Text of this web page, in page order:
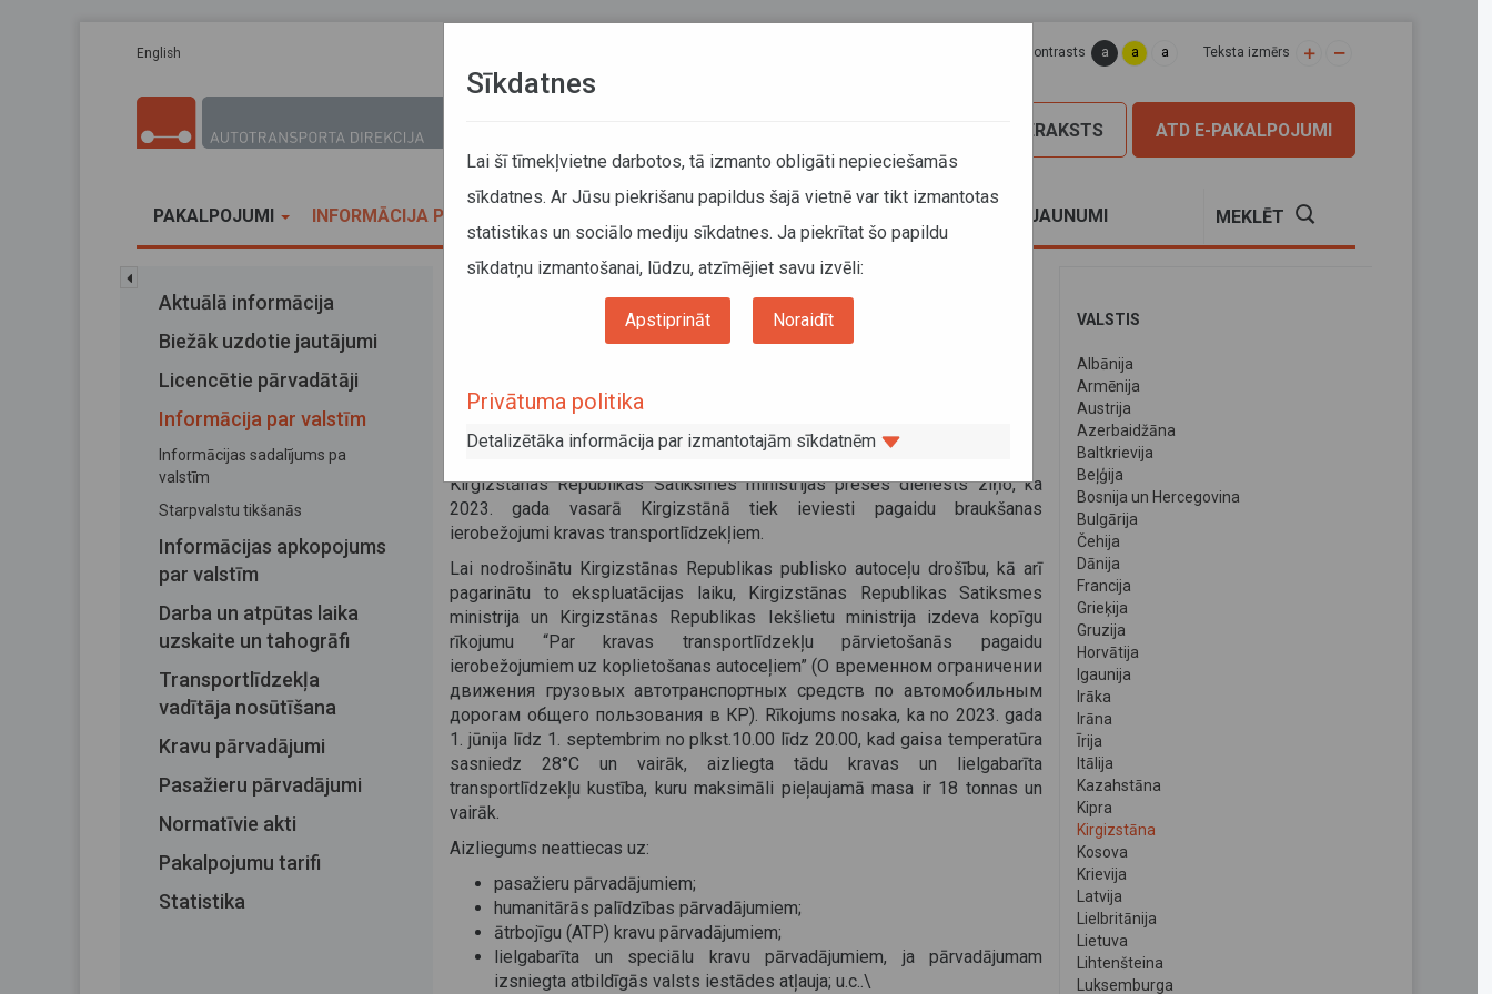
English Lapas kontrasts a a a Teksta izmērs
ATD E-PAKALPOJUMI
PIERAKSTS
PAKALPOJUMI INFORMĀCIJA PĀRVADĀTĀJIEM JAUNUMI MEKLĒT
Aktuālā informācija
Biežāk uzdotie jautājumi
Licencētie pārvadātāji
Informācija par valstīm
Informācijas sadalījums pa
valstīm
Starpvalstu tikšanās
Informācijas apkopojums
par valstīm
Darba un atpūtas laika
uzskaite un tahogrāfi
Transportlīdzekļa
vadītāja nosūtīšana
Kravu pārvadājumi
Pasažieru pārvadājumi
Normatīvie akti
Pakalpojumu tarifi
Statistika
Braukšanas ierobežojumi Kirgizstānā 2023. gadā
gadā
Kirgizstānas Republikas Satiksmes ministrijas preses dienests ziņo, ka
2023. gada vasarā Kirgizstānā tiek ieviesti pagaidu braukšanas
ierobežojumi kravas transportlīdzekļiem.
Lai nodrošinātu Kirgizstānas Republikas publisko autoceļu drošību, kā arī
pagarinātu to ekspluatācijas laiku, Kirgizstānas Republikas Satiksmes
ministrija un Kirgizstānas Republikas Iekšlietu ministrija izdeva kopīgu
rīkojumu “Par kravas transportlīdzekļu pārvietošanās pagaidu
ierobežojumiem uz koplietošanas autoceļiem” (О временном ограничении
движения грузовых автотранспортных средств по автомобильным
дорогам общего пользования в КР). Rīkojums nosaka, ka no 2023. gada
1. jūnija līdz 1. septembrim no plkst.10.00 līdz 20.00, kad gaisa temperatūra
sasniedz 28°C un vairāk, aizliegta tādu kravas un lielgabarīta
transportlīdzekļu kustība, kuru maksimāli pieļaujamā masa ir 18 tonnas un
vairāk.
Aizliegums neattiecas uz:
pasažieru pārvadājumiem;
humanitārās palīdzības pārvadājumiem;
ātrbojīgu (ATP) kravu pārvadājumiem;
lielgabarīta un speciālu kravu pārvadājumiem, ja pārvadājumam
izsniegta atbildīgās valsts iestādes atļauja; u.c..\
VALSTIS
Albānija
Armēnija
Austrija
Azerbaidžāna
Baltkrievija
Beļģija
Bosnija un Hercegovina
Bulgārija
Čehija
Dānija
Francija
Grieķija
Gruzija
Horvātija
Igaunija
Irāka
Irāna
Īrija
Itālija
Kazahstāna
Kipra
Kirgizstāna
Kosova
Krievija
Latvija
Lielbritānija
Lietuva
Lihtenšteina
Luksemburga
Sīkdatnes
Lai šī tīmekļvietne darbotos, tā izmanto obligāti nepieciešamās
sīkdatnes. Ar Jūsu piekrišanu papildus šajā vietnē var tikt izmantotas
statistikas un sociālo mediju sīkdatnes. Ja piekrītat šo papildu
sīkdatņu izmantošanai, lūdzu, atzīmējiet savu izvēli:
Apstiprināt Noraidīt
Privātuma politika
Detalizētāka informācija par izmantotajām sīkdatnēm